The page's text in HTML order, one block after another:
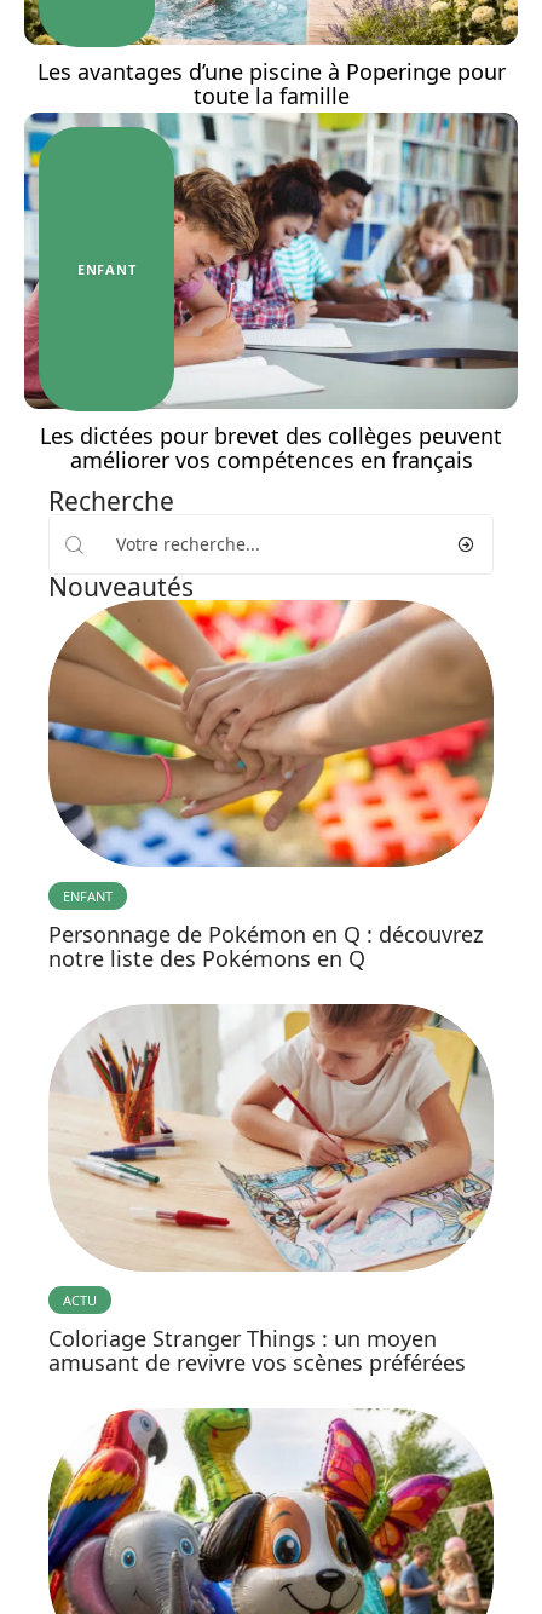
Les avantages d’une piscine à Poperinge pour
toute la famille
ENFANT
Les dictées pour brevet des collèges peuvent
améliorer vos compétences en français
Recherche
Nouveautés
ENFANT
Personnage de Pokémon en Q : découvrez
notre liste des Pokémons en Q
ACTU
Coloriage Stranger Things : un moyen
amusant de revivre vos scènes préférées